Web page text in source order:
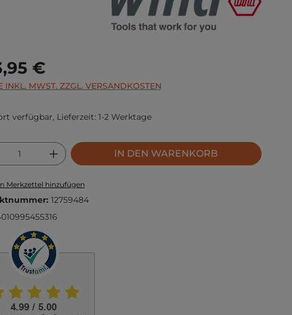
Preis:€
INKL. MWST. ZZGL. VERSANDKOSTEN
verfügbar, Lieferzeit: 1-2 Werktage
Anzahl: Gib den gewünschten Wert
IN DEN WARENKORB
Merkzettel hinzufügen
12759484